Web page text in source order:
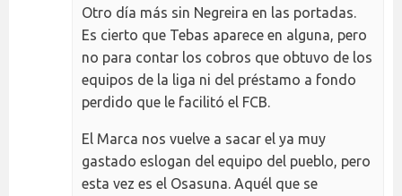
Otro día más sin Negreira en las portadas.
Es cierto que Tebas aparece en alguna, pero
no para contar los cobros que obtuvo de los
equipos de la liga ni del préstamo a fondo
perdido que le facilitó el FCB.
El Marca nos vuelve a sacar el ya muy
gastado eslogan del equipo del pueblo, pero
esta vez es el Osasuna. Aquél que se